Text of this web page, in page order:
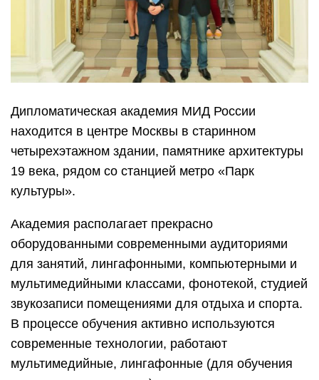
Дипломатическая академия МИД России
находится в центре Москвы в старинном
четырехэтажном здании, памятнике архитектуры
19 века, рядом со станцией метро «Парк
культуры».
Академия располагает прекрасно
оборудованными современными аудиториями
для занятий, лингафонными, компьютерными и
мультимедийными классами, фонотекой, студией
звукозаписи помещениями для отдыха и спорта.
В процессе обучения активно используются
современные технологии, работают
мультимедийные, лингафонные (для обучения